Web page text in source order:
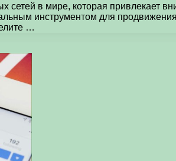
в мире, которая привлекает
инструментом для
…